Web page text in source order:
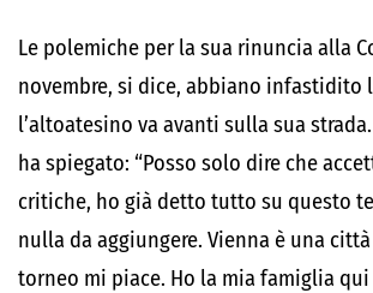
Le polemiche per la sua rinuncia alla
novembre, si dice, abbiano infastidito
l’altoatesino va avanti sulla sua
ha spiegato: “Posso solo dire che
critiche, ho già detto tutto su questo
nulla da aggiungere. Vienna è una
torneo mi piace. Ho la mia famiglia qui